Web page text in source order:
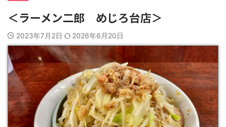
＜ラーメン二郎 めじろ台店＞
2023年7月2日 2026年6月20日